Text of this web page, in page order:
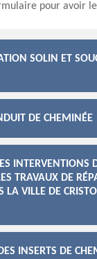
pour avoir
SOLIN ET
DE CHEMINÉE
INTERVENTIONS
TRAVAUX DE
LA VILLE DE
INSERTS DE